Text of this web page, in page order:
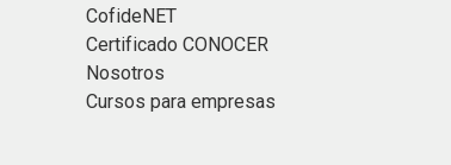
CofideNET
Certificado CONOCER
Nosotros
Cursos para empresas